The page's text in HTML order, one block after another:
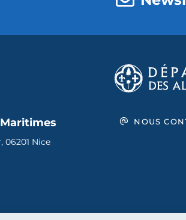
06201 Nice
NOUS